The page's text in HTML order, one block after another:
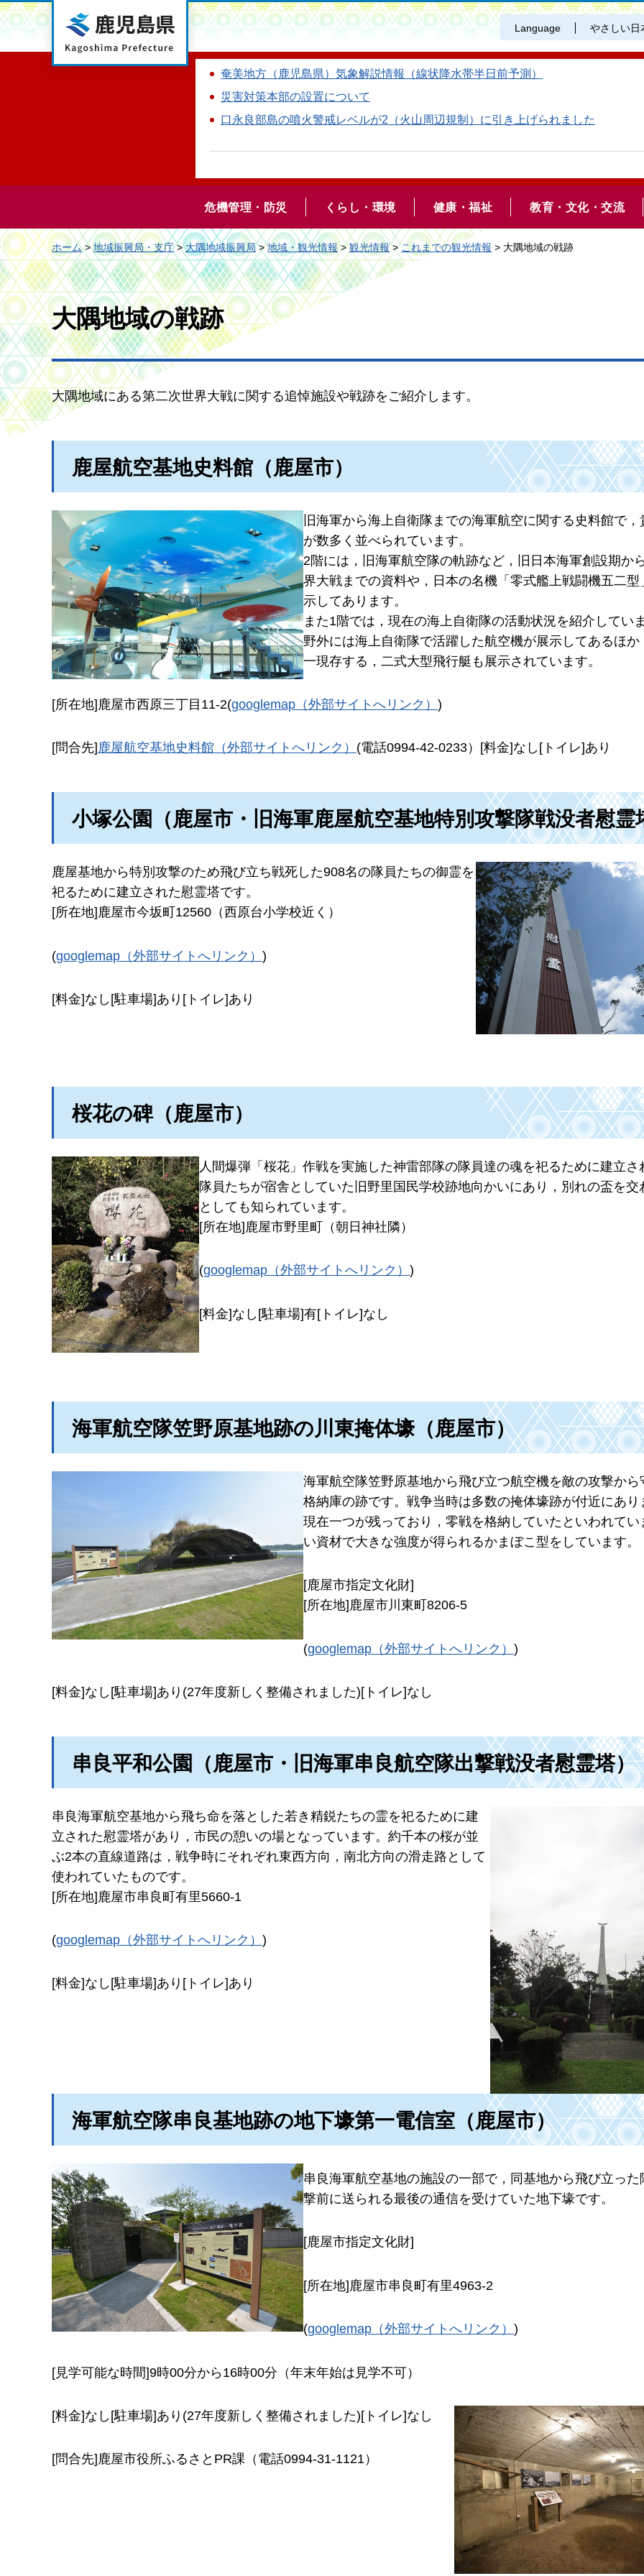
鹿児島県 Language やさしい日
奄美地方（鹿児島県）気象解説情報（線状降水帯半日前予測）
災害対策本部の設置について
口永良部島の噴火警戒レベルが2（火山周辺規制）に引き上げられました
危機管理・防災 くらし・環境 健康・福祉 教育・文化・交流
ホーム>地域振興局・支庁>大隅地域振興局>地域・観光情報>観光情報>これまでの観光情報 > 大隅地域の戦跡
大隅地域の戦跡
大隅地域にある第二次世界大戦に関する追悼施設や戦跡をご紹介します。
鹿屋航空基地史料館（鹿屋市）
旧海軍から海上自衛隊までの海軍航空に関する史料館で
が数多く並べられています。
2階には，旧海軍航空隊の軌跡など，旧日本海軍創設期か
界大戦までの資料や，日本の名機「零式艦上戦闘機五二型
示してあります。
また1階では，現在の海上自衛隊の活動状況を紹介してい
野外には海上自衛隊で活躍した航空機が展示してあるほか
一現存する，二式大型飛行艇も展示されています。
[所在地]鹿屋市西原三丁目11-2(googlemap（外部サイトへリンク） )
[問合先] 鹿屋航空基地史料館（外部サイトへリンク） (電話0994-42-0233）[料金]なし[トイレ]あり
小塚公園（鹿屋市・旧海軍鹿屋航空基地特別攻撃隊戦没者慰霊
鹿屋基地から特別攻撃のため飛び立ち戦死した908名の隊員たちの御霊を
祀るために建立された慰霊塔です。
[所在地]鹿屋市今坂町12560（西原台小学校近く）
(googlemap（外部サイトへリンク） )
[料金]なし[駐車場]あり[トイレ]あり
桜花の碑（鹿屋市）
人間爆弾「桜花」作戦を実施した神雷部隊の隊員達の魂を祀るために建立さ
隊員たちが宿舎としていた旧野里国民学校跡地向かいにあり，別れの盃を交
としても知られています。
[所在地]鹿屋市野里町（朝日神社隣）
(googlemap（外部サイトへリンク） )
[料金]なし[駐車場]有[トイレ]なし
海軍航空隊笠野原基地跡の川東掩体壕（鹿屋市）
海軍航空隊笠野原基地から飛び立つ航空機を敵の攻撃から
格納庫の跡です。戦争当時は多数の掩体壕跡が付近にあり
現在一つが残っており，零戦を格納していたといわれてい
い資材で大きな強度が得られるかまぼこ型をしています。
[鹿屋市指定文化財]
[所在地]鹿屋市川東町8206-5
(googlemap（外部サイトへリンク） )
[料金]なし[駐車場]あり(27年度新しく整備されました)[トイレ]なし
串良平和公園（鹿屋市・旧海軍串良航空隊出撃戦没者慰霊塔）
串良海軍航空基地から飛ち命を落とした若き精鋭たちの霊を祀るために建
立された慰霊塔があり，市民の憩いの場となっています。約千本の桜が並
ぶ2本の直線道路は，戦争時にそれぞれ東西方向，南北方向の滑走路として
使われていたものです。
[所在地]鹿屋市串良町有里5660-1
(googlemap（外部サイトへリンク） )
[料金]なし[駐車場]あり[トイレ]あり
海軍航空隊串良基地跡の地下壕第一電信室（鹿屋市）
串良海軍航空基地の施設の一部で，同基地から飛び立った
撃前に送られる最後の通信を受けていた地下壕です。
[鹿屋市指定文化財]
[所在地]鹿屋市串良町有里4963-2
(googlemap（外部サイトへリンク） )
[見学可能な時間]9時00分から16時00分（年末年始は見学不可）
[料金]なし[駐車場]あり(27年度新しく整備されました)[トイレ]なし
[問合先]鹿屋市役所ふるさとPR課（電話0994-31-1121）